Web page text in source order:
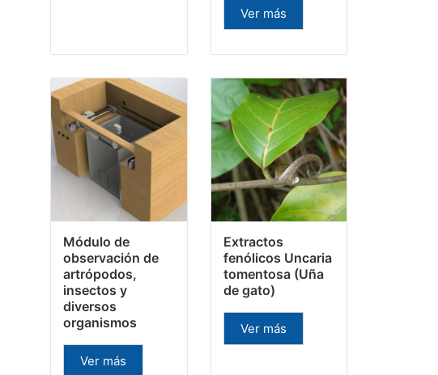
Ver más
Módulo de
observación de
artrópodos,
insectos y
diversos
organismos
Ver más
Extractos
fenólicos Uncaria
tomentosa (Uña
de gato)
Ver más